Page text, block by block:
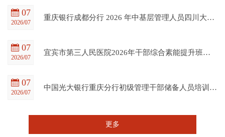
07
2026/07
重庆银行成都分行 2026 年中基层管理人员四川大学培训项目（第一期）在四川大学全国干部教育培训基地顺利开班
07
2026/07
宜宾市第三人民医院2026年干部综合素能提升班在四川大学全国干部教育培训基地顺利开班
07
2026/07
中国光大银行重庆分行初级管理干部储备人员培训班在四川大学全国干部教育培训基地顺利开班
更多